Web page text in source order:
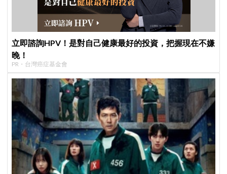
立即諮詢HPV！是對自己健康最好的投資，把握現在不嫌
晚！
PR・台灣癌症基金會